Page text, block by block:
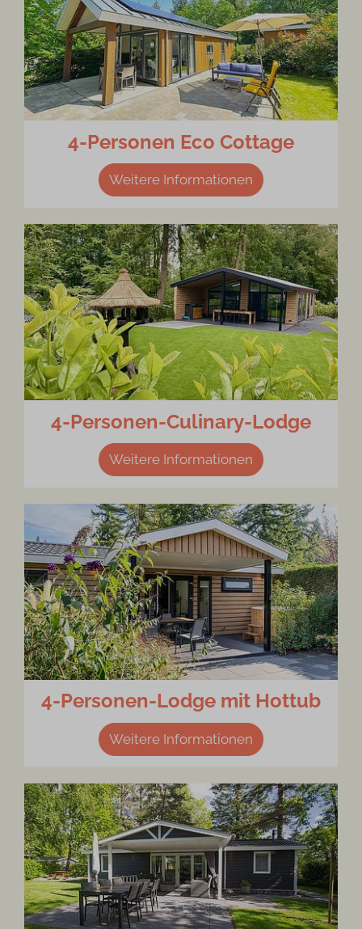
4-Personen Eco Cottage
Weitere Informationen
4-Personen-Culinary-Lodge
Weitere Informationen
4-Personen-Lodge mit Hottub
Weitere Informationen